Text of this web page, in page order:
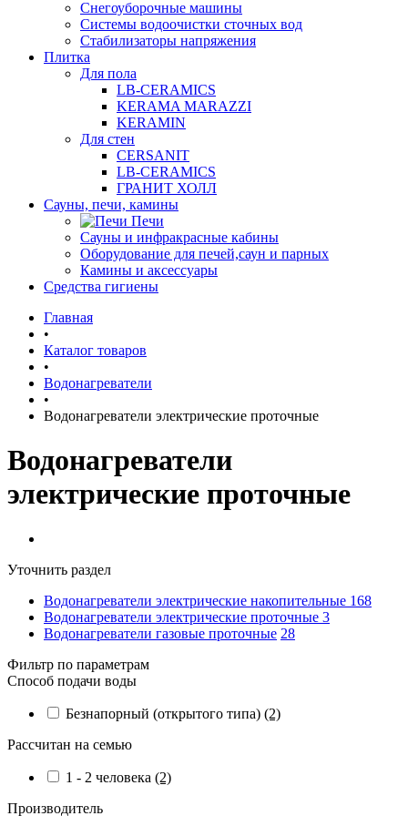
Снегоуборочные машины
Системы водоочистки сточных вод
Стабилизаторы напряжения
Плитка
Для пола
LB-CERAMICS
KERAMA MARAZZI
KERAMIN
Для стен
CERSANIT
LB-CERAMICS
ГРАНИТ ХОЛЛ
Сауны, печи, камины
Печи
Сауны и инфракрасные кабины
Оборудование для печей,саун и парных
Камины и аксессуары
Средства гигиены
Главная
•
Каталог товаров
•
Водонагреватели
•
Водонагреватели электрические проточные
Водонагреватели
электрические проточные
Уточнить раздел
Водонагреватели электрические накопительные 168
Водонагреватели электрические проточные 3
Водонагреватели газовые проточные 28
Фильтр по параметрам
Способ подачи воды
Безнапорный (открытого типа) (2)
Рассчитан на семью
1 - 2 человека (2)
Производитель